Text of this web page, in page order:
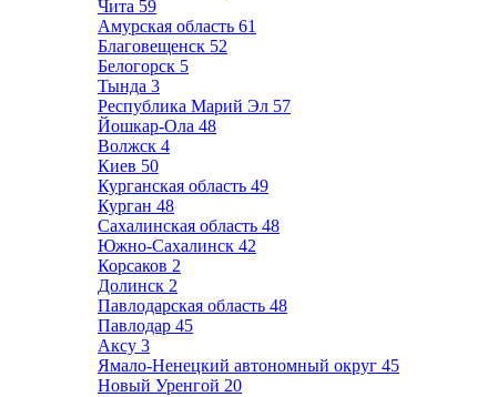
Чита 59
Амурская область 61
Благовещенск 52
Белогорск 5
Тында 3
Республика Марий Эл 57
Йошкар-Ола 48
Волжск 4
Киев 50
Курганская область 49
Курган 48
Сахалинская область 48
Южно-Сахалинск 42
Корсаков 2
Долинск 2
Павлодарская область 48
Павлодар 45
Аксу 3
Ямало-Ненецкий автономный округ 45
Новый Уренгой 20